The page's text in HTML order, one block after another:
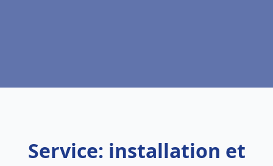
Service: installation et